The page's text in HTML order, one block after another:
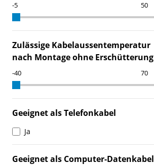
Zulässige Kabelaussentemperatur
nach Montage ohne Erschütterung
Geeignet als Telefonkabel
Ja
Geeignet als Computer-Datenkabel